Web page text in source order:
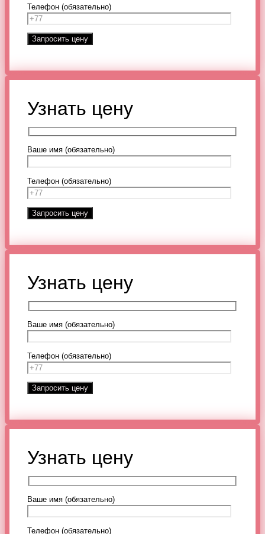
Телефон (обязательно)
Узнать цену
Ваше имя (обязательно)
Телефон (обязательно)
Узнать цену
Ваше имя (обязательно)
Телефон (обязательно)
Узнать цену
Ваше имя (обязательно)
Телефон (обязательно)